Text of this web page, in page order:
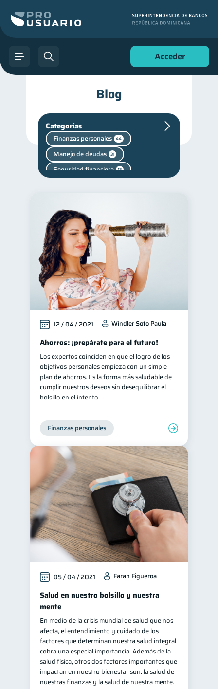
Acceder
Blog
Categorías
Finanzas personales 44
Manejo de deudas 31
Seguridad financiera 13
Finanzas en Pareja
Retiro 1
Educación financiera
Finanzas para jóvenes
Control de deudas 30
Finanzas familiares 25
Inclusión financiera 22
Bienestar financiero 22
Finanzas para mujeres 20
Productos financieros 11
Organización Financiera
Entidad financiera 8
Préstamos
Consejos 6
Tarjeta de crédito 6
Historial crediticio 6
Ciberseguridad 5
Servicios 4
Derechos & Deberes 4
Superintendencia de Bancos 4
Vacaciones 2
Criptomonedas 2
Cuenta Abandonada 2
Inversiones 2
Cuenta Inactiva
Finanzas Personales
Educación Financiera 1
Fraudes Mipymes
Información financiera 1
inversiones 1
Salud mental ahorro 1
12 / 04 / 2021 Windler Soto Paula
Ahorros: ¡prepárate para el futuro!
Los expertos coinciden en que el logro de los
objetivos personales empieza con un simple
plan de ahorros. Es la forma más saludable de
cumplir nuestros deseos sin desequilibrar el
bolsillo en el intento.
Finanzas personales
05 / 04 / 2021 Farah Figueroa
Salud en nuestro bolsillo y nuestra
mente
En medio de la crisis mundial de salud que nos
afecta, el entendimiento y cuidado de los
factores que determinan nuestra salud integral
cobra una especial importancia. Además de la
salud física, otros dos factores importantes que
impactan en nuestro bienestar son: la salud de
nuestras finanzas y la salud de nuestra mente.